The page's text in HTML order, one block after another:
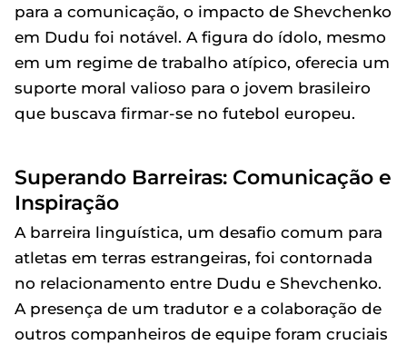
para a comunicação, o impacto de Shevchenko
em Dudu foi notável. A figura do ídolo, mesmo
em um regime de trabalho atípico, oferecia um
suporte moral valioso para o jovem brasileiro
que buscava firmar-se no futebol europeu.
Superando Barreiras: Comunicação e
Inspiração
A barreira linguística, um desafio comum para
atletas em terras estrangeiras, foi contornada
no relacionamento entre Dudu e Shevchenko.
A presença de um tradutor e a colaboração de
outros companheiros de equipe foram cruciais